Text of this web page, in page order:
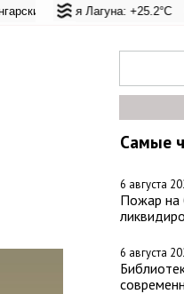
Лагуна: +25.2°C Фиолент:
+25.1°C Евпатория:
Самые
6 августа
Пожар на
6 августа